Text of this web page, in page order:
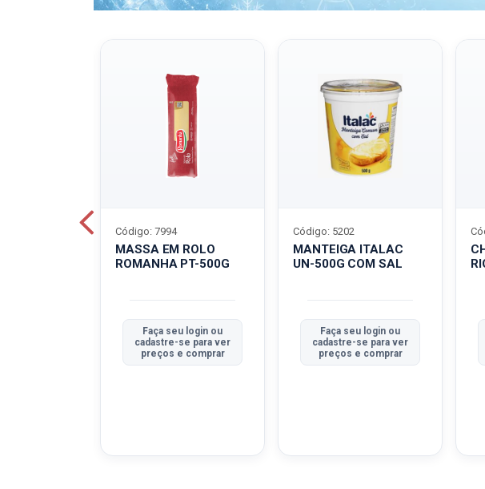
MASSA EM ROLO
ROMANHA PT-500G
Código: 7994
Faça seu login ou
cadastre-se para ver
preços e comprar
MANTEIGA ITALAC
UN-500G COM SAL
Código: 5202
Faça seu login ou
cadastre-se para ver
preços e comprar